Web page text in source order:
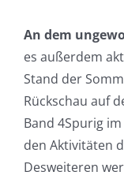
An dem
es außerdem
Stand der
Rückschau auf
Band 4Spurig
den Aktivitäten
Desweiteren